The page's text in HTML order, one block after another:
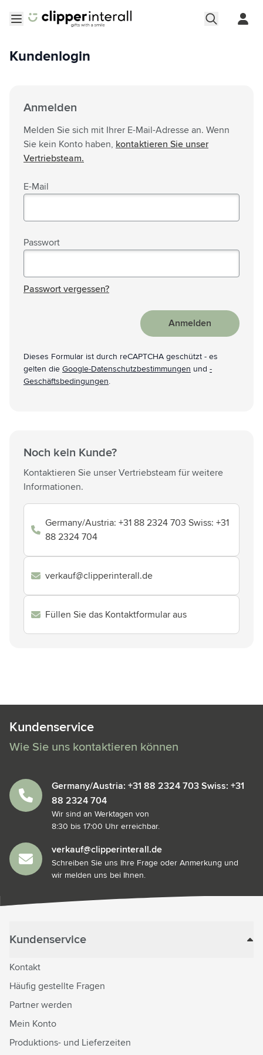
Kundenlogin
Anmelden
Melden Sie sich mit Ihrer E-Mail-Adresse an. Wenn
Sie kein Konto haben,
kontaktieren Sie unser
Vertriebsteam.
E-Mail
Passwort
Passwort vergessen?
Anmelden
Dieses Formular ist durch reCAPTCHA geschützt - es
gelten die Google-Datenschutzbestimmungen und -
Geschäftsbedingungen.
Noch kein Kunde?
Kontaktieren Sie unser Vertriebsteam für weitere
Informationen.
Germany/Austria: +31 88 2324 703 Swiss: +31
88 2324 704
verkauf@clipperinterall.de
Füllen Sie das Kontaktformular aus
Kundenservice
Wie Sie uns kontaktieren können
Germany/Austria: +31 88 2324 703 Swiss: +31
88 2324 704
Wir sind an Werktagen von
8:30 bis 17:00 Uhr erreichbar.
verkauf@clipperinterall.de
Schreiben Sie uns Ihre Frage oder Anmerkung und
wir melden uns bei Ihnen.
Kundenservice
Kontakt
Häufig gestellte Fragen
Partner werden
Mein Konto
Produktions- und Lieferzeiten